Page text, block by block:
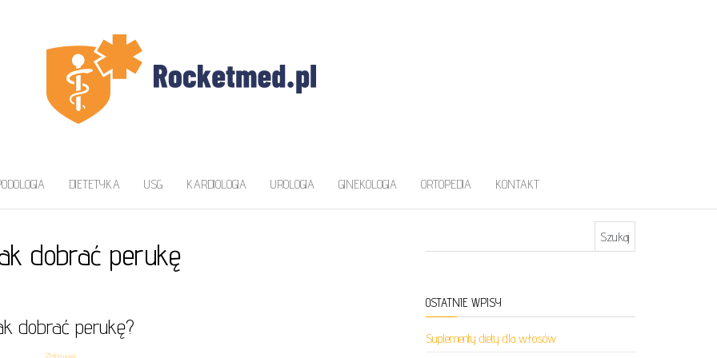
DIETETYKA USG KARDIOLOGIA UROLOGIA GINEKOLOGIA ORTOPEDIA KONTAKT
dobrać perukę
dobrać perukę?
OSTATNIE WPISY
Suplementy diety dla włosów